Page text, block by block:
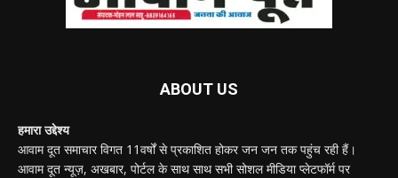
ABOUT US
हमारा उद्देश्य
आवाम दूत समाचार विगत 11वर्षों से प्रकाशित होकर जन जन तक पहुंच रही हैं।
आवाम दूत न्यूज़, अखबार, पोर्टल के साथ साथ सभी सोशल मीडिया प्लेटफॉर्म पर